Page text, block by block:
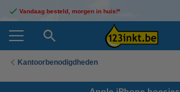
Vandaag besteld, morgen in huis!*
Kantoorbenodigdheden